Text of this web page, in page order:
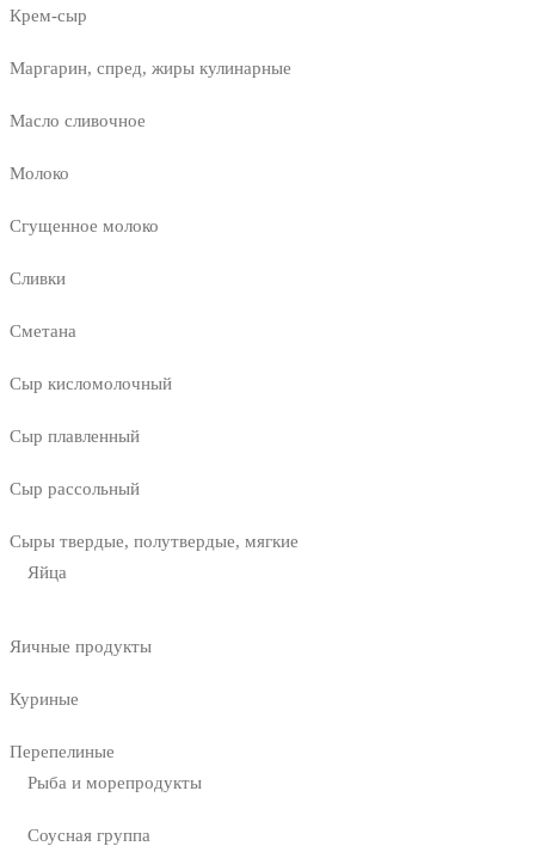
Крем-сыр
Маргарин, спред, жиры кулинарные
Масло сливочное
Молоко
Сгущенное молоко
Сливки
Сметана
Сыр кисломолочный
Сыр плавленный
Сыр рассольный
Сыры твердые, полутвердые, мягкие
Яйца
Яичные продукты
Куриные
Перепелиные
Рыба и морепродукты
Соусная группа